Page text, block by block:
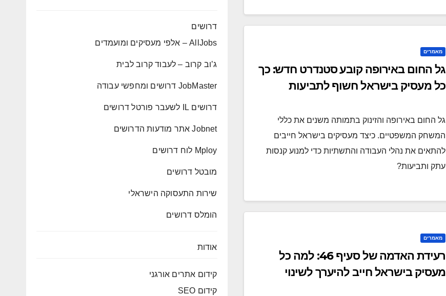
מאמרים
גל החום באירופה קובע סטנדרט חדש: כך
כל מעסיק בישראל חשוף לתביעות
גל החום באירופה והזינוק בתמותה משנים את כללי
המשחק המשפטיים. כיצד מעסיקים בישראל חייבים
להתאים את נהלי העבודה והתשתיות כדי למנוע קנסות
עתק ותביעות?
מאמרים
רעידת האדמה של סעיף 46: למה כל
מעסיק בישראל חייב להיערך לשינוי
דרושים
AllJobs – אלפי מעסיקים ומועמדים
ג’וב קרוב – לעבוד קרוב לבית
JobMaster דרושים ומחפשי עבודה
דרושים IL לשעבר פורטל דרושים
Jobnet אתר מודעות הדרושים
Mploy לוח דרושים
מובטל דרושים
שירות התעסוקה הישראלי
הומלס דרושים
אודות
קידום אתרים אורגני
קידום SEO